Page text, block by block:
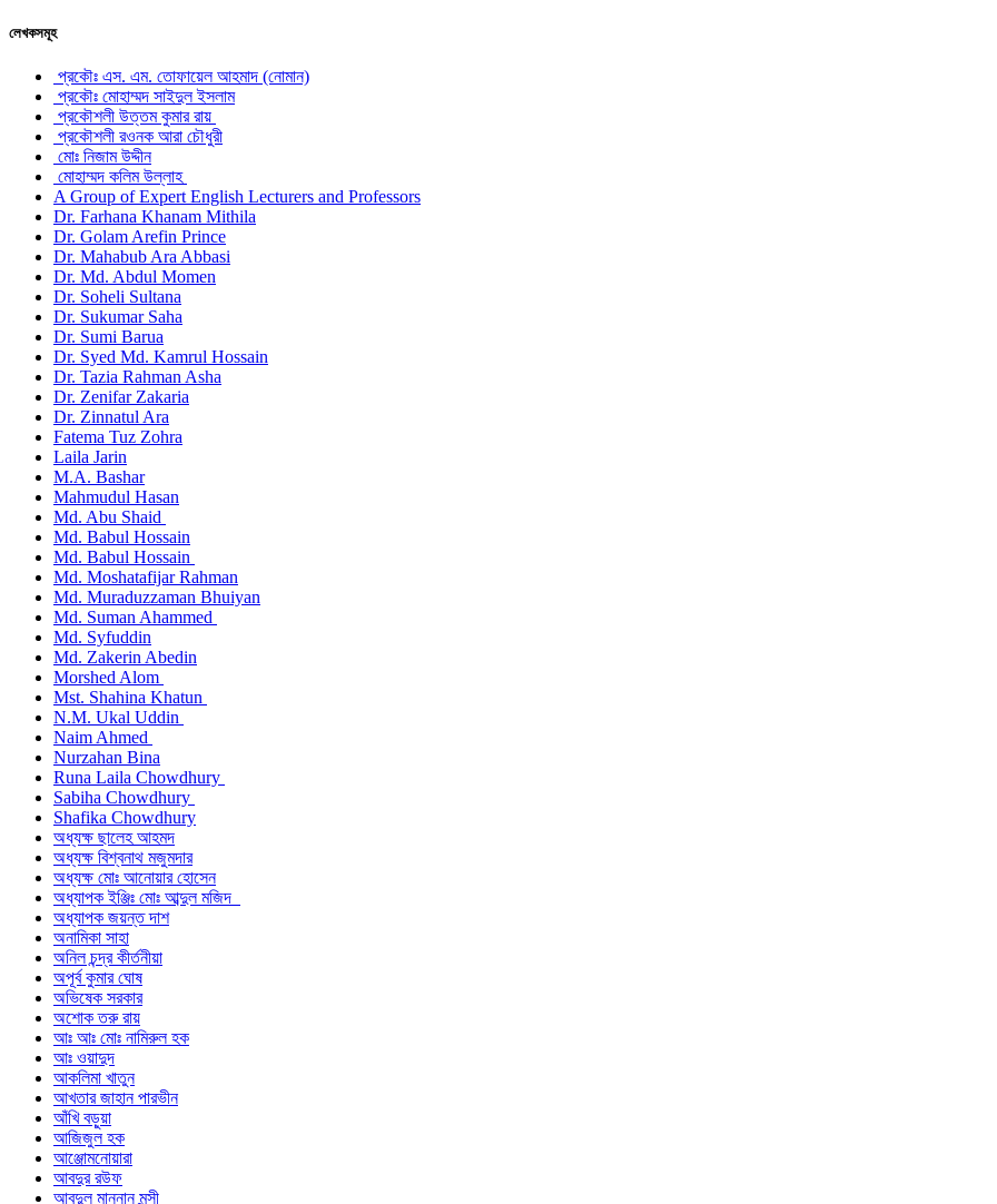
লেখকসমূহ
প্রকৌঃ এস. এম. তোফায়েল আহমাদ (নোমান)
প্রকৌঃ মোহাম্মদ সাইদুল ইসলাম
প্রকৌশলী উত্তম কুমার রায়
প্রকৌশলী রওনক আরা চৌধুরী
মোঃ নিজাম উদ্দীন
মোহাম্মদ কলিম উল্লাহ
A Group of Expert English Lecturers and Professors
Dr. Farhana Khanam Mithila
Dr. Golam Arefin Prince
Dr. Mahabub Ara Abbasi
Dr. Md. Abdul Momen
Dr. Soheli Sultana
Dr. Sukumar Saha
Dr. Sumi Barua
Dr. Syed Md. Kamrul Hossain
Dr. Tazia Rahman Asha
Dr. Zenifar Zakaria
Dr. Zinnatul Ara
Fatema Tuz Zohra
Laila Jarin
M.A. Bashar
Mahmudul Hasan
Md. Abu Shaid
Md. Babul Hossain
Md. Babul Hossain
Md. Moshatafijar Rahman
Md. Muraduzzaman Bhuiyan
Md. Suman Ahammed
Md. Syfuddin
Md. Zakerin Abedin
Morshed Alom
Mst. Shahina Khatun
N.M. Ukal Uddin
Naim Ahmed
Nurzahan Bina
Runa Laila Chowdhury
Sabiha Chowdhury
Shafika Chowdhury
অধ্যক্ষ ছালেহ আহমদ
অধ্যক্ষ বিশ্বনাথ মজুমদার
অধ্যক্ষ মোঃ আনোয়ার হোসেন
অধ্যাপক ইঞ্জিঃ মোঃ আব্দুল মজিদ
অধ্যাপক জয়ন্ত দাশ
অনামিকা সাহা
অনিল চন্দ্র কীর্তনীয়া
অপূর্ব কুমার ঘোষ
অভিষেক সরকার
অশোক তরু রায়
আঃ আঃ মোঃ নামিরুল হক
আঃ ওয়াদুদ
আকলিমা খাতুন
আখতার জাহান পারভীন
আঁখি বড়ুয়া
আজিজুল হক
আঞ্জোমনোয়ারা
আবদুর রউফ
আবদুল মান্নান মুন্সী